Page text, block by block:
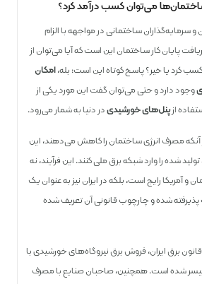
می‌توان کسب درآمد کرد؟
سرمایه‌گذاران ساختمانی در مواجهه با الزام
پایان کار ساختمان این است که آیا می‌توان از
کرد یا خیر؟ پاسخ کوتاه این است: بله،امکان
وجود دارد و حتی می‌توان گفت این مورد یکی از
ازپنل‌های خورشیدیدر دنیا به شمار می‌رود.
آنکه مصرف انرژی ساختمان را کاهش می‌دهند، این
تولید شده را وارد شبکه برق ملی کنند. این فرآیند، نه
و آمریکا رایج است، بلکه در ایران نیز به عنوان یک
شده و چارچوب قانونی آن تعریف شده
به این ترتیب، طبق ماده ۱۶ قانون برق ایران، فروش برق نیروگاه‌های خورشیدی با
۵ مگاوات میسر شده است. همچنین، صاحبان صنایع با مصرف